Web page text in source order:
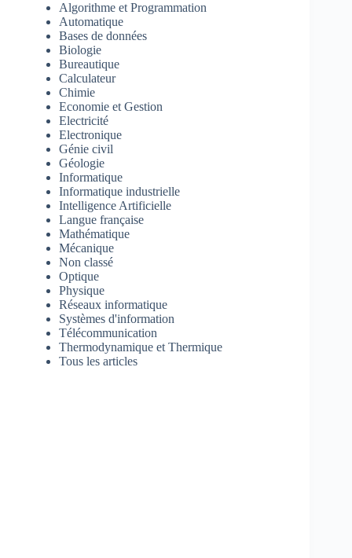
Algorithme et Programmation
Automatique
Bases de données
Biologie
Bureautique
Calculateur
Chimie
Economie et Gestion
Electricité
Electronique
Génie civil
Géologie
Informatique
Informatique industrielle
Intelligence Artificielle
Langue française
Mathématique
Mécanique
Non classé
Optique
Physique
Réseaux informatique
Systèmes d'information
Télécommunication
Thermodynamique et Thermique
Tous les articles